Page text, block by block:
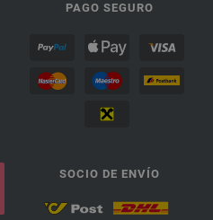
PAGO SEGURO
SOCIO DE ENVÍO